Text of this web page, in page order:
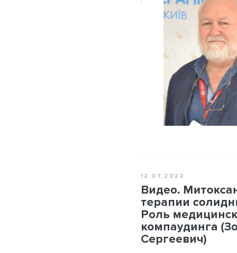
12.07.2022
Видео.
терапии
Роль
компаудинга
Сергеевич)